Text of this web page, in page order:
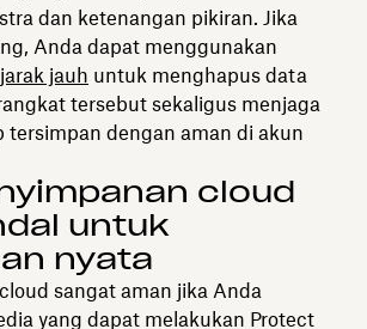
dan ketenangan pikiran. Jika
Anda dapat menggunakan
jauh untuk menghapus data
tersebut sekaligus menjaga
tersimpan dengan aman di akun
cloud
untuk
nyata
sangat aman jika Anda
yang dapat melakukan Protect